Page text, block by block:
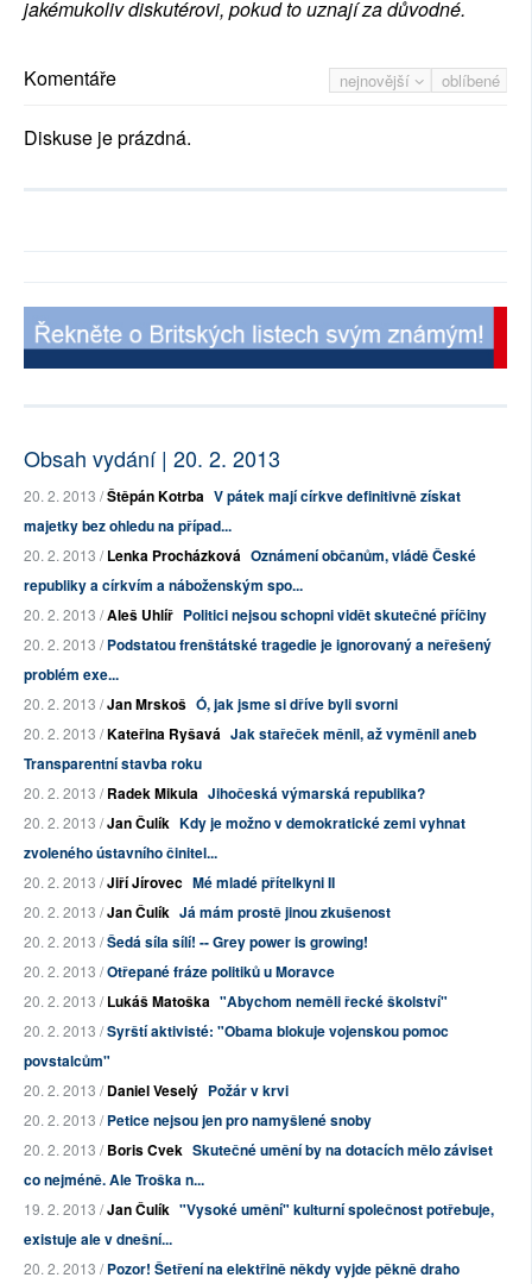
jakémukoliv diskutérovi, pokud to uznají za důvodné.
nejnovější oblíbené
Komentáře
Diskuse je prázdná.
Obsah vydání | 20. 2. 2013
20. 2. 2013 /Štěpán Kotrba V pátek mají církve definitivně získat
majetky bez ohledu na případ...
20. 2. 2013 /Lenka Procházková Oznámení občanům, vládě České
republiky a církvím a náboženským spo...
20. 2. 2013 /Aleš Uhlíř Politici nejsou schopni vidět skutečné příčiny
20. 2. 2013 /Podstatou frenštátské tragedie je ignorovaný a neřešený
problém exe...
20. 2. 2013 /Jan Mrskoš Ó, jak jsme si dříve byli svorni
20. 2. 2013 /Kateřina Ryšavá Jak stařeček měnil, až vyměnil aneb
Transparentní stavba roku
20. 2. 2013 /Radek Mikula Jihočeská výmarská republika?
20. 2. 2013 /Jan Čulík Kdy je možno v demokratické zemi vyhnat
zvoleného ústavního činitel...
20. 2. 2013 /Jiří Jírovec Mé mladé přítelkyni II
20. 2. 2013 /Jan Čulík Já mám prostě jinou zkušenost
20. 2. 2013 /Šedá síla sílí! -- Grey power is growing!
20. 2. 2013 /Otřepané fráze politiků u Moravce
20. 2. 2013 /Lukáš Matoška "Abychom neměli řecké školství"
20. 2. 2013 /Syrští aktivisté: "Obama blokuje vojenskou pomoc
povstalcům"
20. 2. 2013 /Daniel Veselý Požár v krvi
20. 2. 2013 /Petice nejsou jen pro namyšlené snoby
20. 2. 2013 /Boris Cvek Skutečné umění by na dotacích mělo záviset
co nejméně. Ale Troška n...
19. 2. 2013 /Jan Čulík "Vysoké umění" kulturní společnost potřebuje,
existuje ale v dnešní...
20. 2. 2013 /Pozor! Šetření na elektřině někdy vyjde pěkně draho